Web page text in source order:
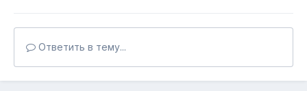
Ответить в тему...